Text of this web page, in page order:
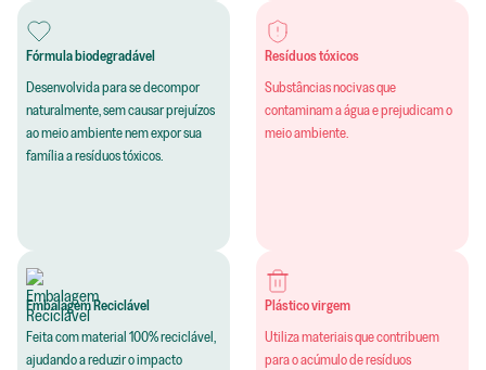
Fórmula biodegradável
Desenvolvida para se decompor
naturalmente, sem causar prejuízos
ao meio ambiente nem expor sua
família a resíduos tóxicos.
Embalagem Reciclável
Feita com material 100% reciclável,
ajudando a reduzir o impacto
Resíduos tóxicos
Substâncias nocivas que
contaminam a água e prejudicam o
meio ambiente.
Plástico virgem
Utiliza materiais que contribuem
para o acúmulo de resíduos